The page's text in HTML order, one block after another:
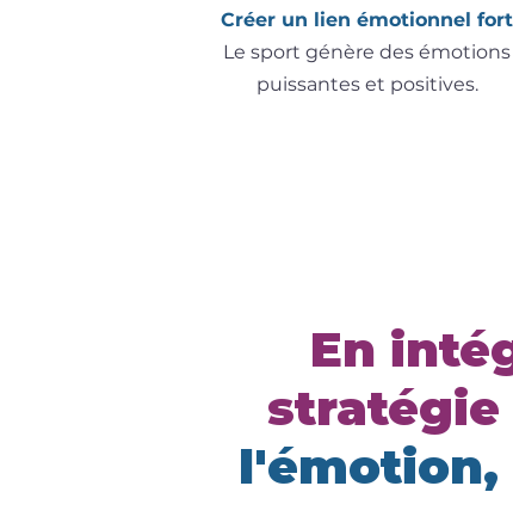
Créer un lien émotionnel fort
Le sport génère des émotions
puissantes et positives.
En
l'émotion,